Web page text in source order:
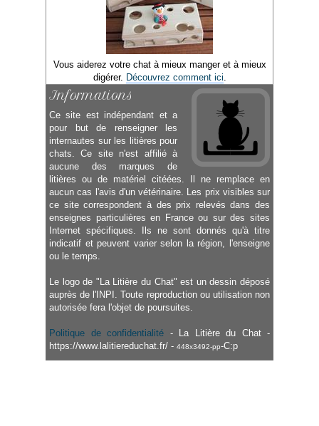
Vous aiderez votre chat à mieux manger et à mieux
digérer. Découvrez comment ici.
Informations
Ce site est indépendant et a
pour but de renseigner les
internautes sur les litières pour
chats. Ce site n'est affilié à
aucune des marques de
litières ou de matériel citéées. Il ne remplace en
aucun cas l'avis d'un vétérinaire. Les prix visibles sur
ce site correspondent à des prix relevés dans des
enseignes particulières en France ou sur des sites
Internet spécifiques. Ils ne sont donnés qu'à titre
indicatif et peuvent varier selon la région, l'enseigne
ou le temps.
Le logo de "La Litière du Chat" est un dessin déposé
auprès de l'INPI. Toute reproduction ou utilisation non
autorisée fera l'objet de poursuites.
Politique de confidentialité - La Litière du Chat -
https://www.lalitiereduchat.fr/ - 448x3492 -C:p